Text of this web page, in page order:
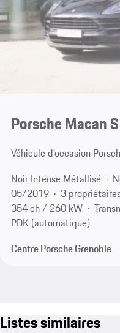
Porsche Macan S
Véhicule d’occasion
Noir Intense Métallisé
05/2019
3
354 ch / 260 kW
PDK (automatique)
Centre Porsche Grenoble
Listes similaires